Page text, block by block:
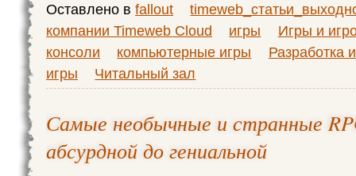
Оставлено в fallout
компании Timeweb Cloud
игры
Игры и
консоли
компьютерные игры
Разработка
игры
Читальный зал
Самые необычные и странные
абсурдной до гениальной